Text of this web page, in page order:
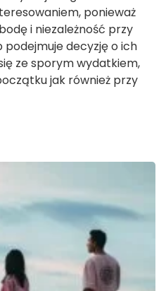
ponieważ
i niezależność przy
podejmuje decyzję o ich
ze sporym wydatkiem,
jak również przy